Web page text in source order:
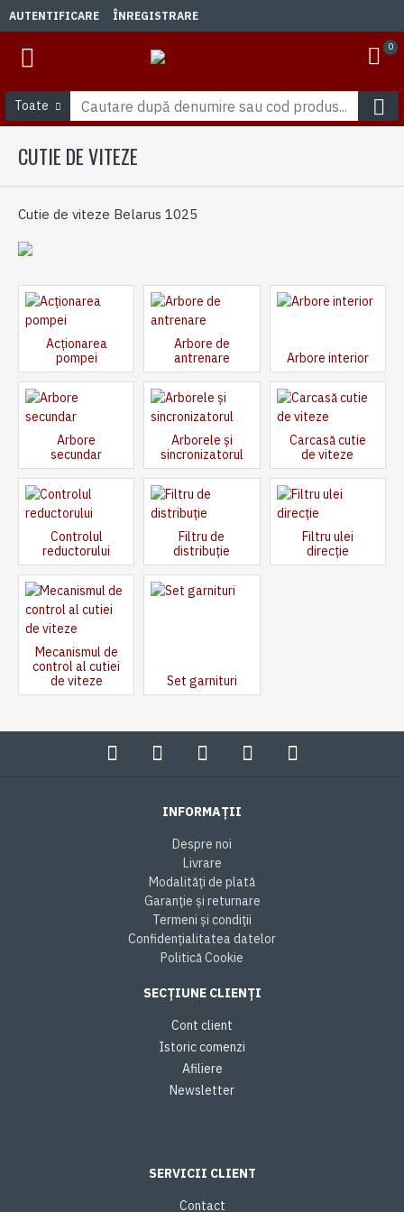
AUTENTIFICARE ÎNREGISTRARE
0
Toate
CUTIE DE VITEZE
Cutie de viteze Belarus 1025
Acționarea
pompei
Arbore de
antrenare
Arbore interior
Arbore
secundar
Arborele și
sincronizatorul
Carcasă cutie
de viteze
Controlul
reductorului
Filtru de
distribuție
Filtru ulei
direcție
Mecanismul de
control al cutiei
de viteze
Set garnituri
INFORMAȚII
Despre noi
Livrare
Modalități de plată
Garanție și returnare
Termeni și condiții
Confidențialitatea datelor
Politică Cookie
SECȚIUNE CLIENȚI
Cont client
Istoric comenzi
Afiliere
Newsletter
SERVICII CLIENT
Contact